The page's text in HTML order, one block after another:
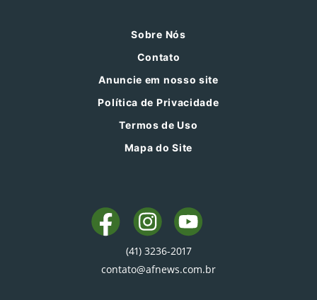
Sobre Nós
Contato
Anuncie em nosso site
Política de Privacidade
Termos de Uso
Mapa do Site
(41) 3236-2017
contato@afnews.com.br